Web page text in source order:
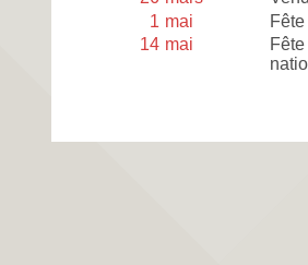
1 mai
Fête
14 mai